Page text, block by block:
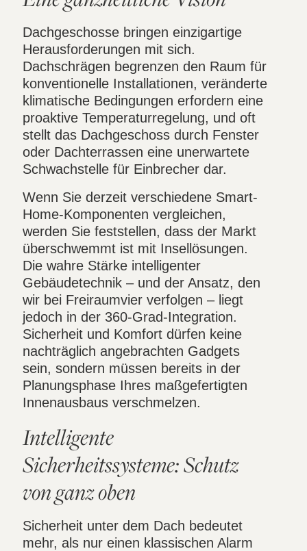
Dachgeschosse bringen einzigartige
Herausforderungen mit sich.
Dachschrägen begrenzen den Raum für
konventionelle Installationen, veränderte
klimatische Bedingungen erfordern eine
proaktive Temperaturregelung, und oft
stellt das Dachgeschoss durch Fenster
oder Dachterrassen eine unerwartete
Schwachstelle für Einbrecher dar.
Wenn Sie derzeit verschiedene Smart-
Home-Komponenten vergleichen,
werden Sie feststellen, dass der Markt
überschwemmt ist mit Insellösungen.
Die wahre Stärke intelligenter
Gebäudetechnik – und der Ansatz, den
wir bei Freiraumvier verfolgen – liegt
jedoch in der 360-Grad-Integration.
Sicherheit und Komfort dürfen keine
nachträglich angebrachten Gadgets
sein, sondern müssen bereits in der
Planungsphase Ihres maßgefertigten
Innenausbaus verschmelzen.
Intelligente
Sicherheitssysteme: Schutz
von ganz oben
Sicherheit unter dem Dach bedeutet
mehr, als nur einen klassischen Alarm